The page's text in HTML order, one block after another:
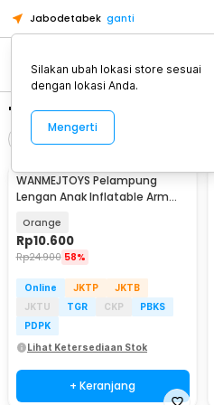
Jabodetabek ganti
"pelampung"
Urutkan
WANMEJTOYS Pelampung
Lengan Anak Inflatable Arm
Orange
Rp10.600
Rp24.900 58%
Online JKTP
JKTB
JKTU
TGR CKP
PBKS
PDPK
Lihat Ketersediaan Stok
+ Keranjang
Silakan ubah lokasi store sesuai
dengan lokasi Anda.
Mengerti